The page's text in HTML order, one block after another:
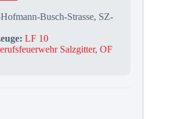
Busch-Strasse, SZ-
LF 10
Salzgitter, OF